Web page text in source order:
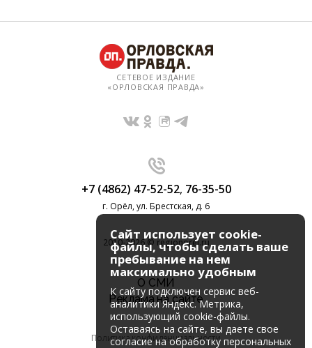
СЕТЕВОЕ ИЗДАНИЕ
«ОРЛОВСКАЯ ПРАВДА»
+7 (4862) 47-52-52, 76-35-50
г. Орёл, ул. Брестская, д. 6
2010-2026 © regionorel.ru
О СМИ
Реклама на сайте
Политика конфиденциальности
Сайт использует cookie-
файлы, чтобы сделать ваше
пребывание на нем
максимально удобным
К cайту подключен сервис веб-
аналитики Яндекс. Метрика,
использующий cookie-файлы.
Оставаясь на сайте, вы даете свое
согласие на обработку персональных